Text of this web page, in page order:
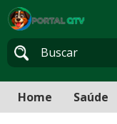
Home Saúde